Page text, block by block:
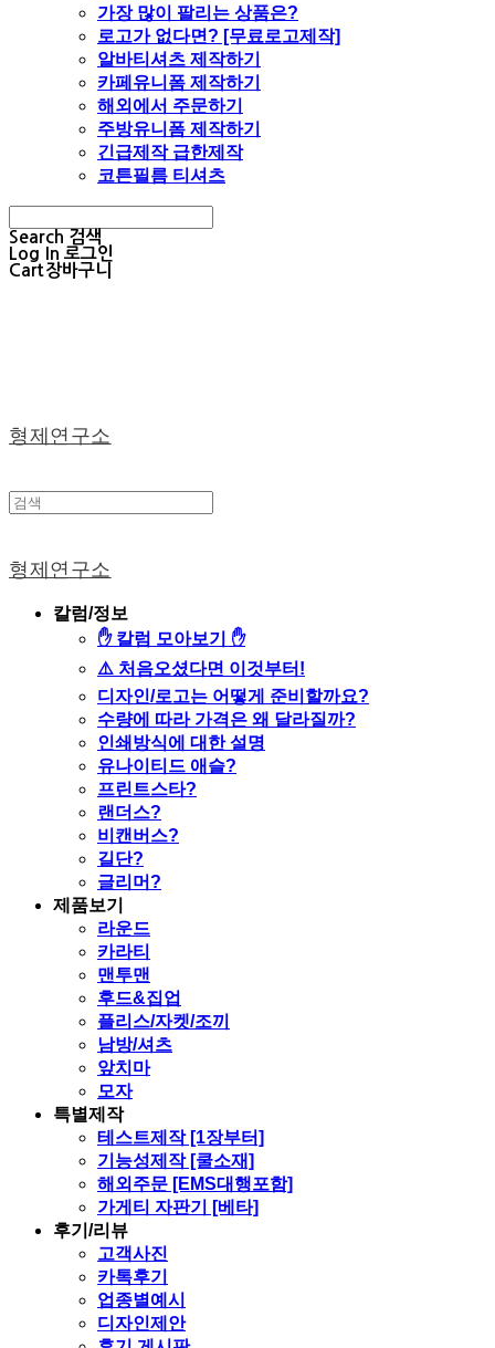
가장 많이 팔리는 상품은?
로고가 없다면? [무료로고제작]
알바티셔츠 제작하기
카페유니폼 제작하기
해외에서 주문하기
주방유니폼 제작하기
긴급제작 급한제작
코튼필름 티셔츠
Search 검색
Log In 로그인
Cart장바구니
형제연구소
형제연구소
칼럼/정보
✋ 칼럼 모아보기 ✋
⚠️ 처음오셨다면 이것부터!
디자인/로고는 어떻게 준비할까요?
수량에 따라 가격은 왜 달라질까?
인쇄방식에 대한 설명
유나이티드 애슬?
프린트스타?
랜더스?
비캔버스?
길단?
글리머?
제품보기
라운드
카라티
맨투맨
후드&집업
플리스/자켓/조끼
남방/셔츠
앞치마
모자
특별제작
테스트제작 [1장부터]
기능성제작 [쿨소재]
해외주문 [EMS대행포함]
가게티 자판기 [베타]
후기/리뷰
고객사진
카톡후기
업종별예시
디자인제안